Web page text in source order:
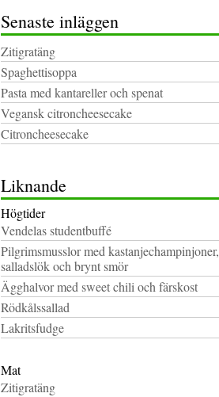
Senaste inläggen
Zitigratäng
Spaghettisoppa
Pasta med kantareller och spenat
Vegansk citroncheesecake
Citroncheesecake
Liknande
Högtider
Vendelas studentbuffé
Pilgrimsmusslor med kastanjechampinjoner,
salladslök och brynt smör
Ägghalvor med sweet chili och färskost
Rödkålssallad
Lakritsfudge
Mat
Zitigratäng